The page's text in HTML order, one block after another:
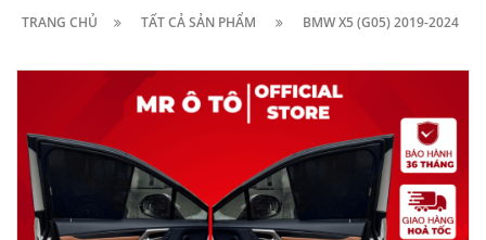
TRANG CHỦ TẤT CẢ SẢN PHẨM BMW X5 (G05) 2019-2024